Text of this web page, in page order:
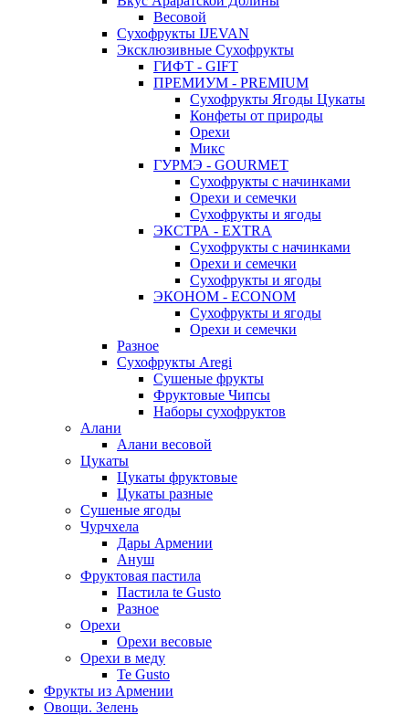
Весовой
Сухофрукты IJEVAN
Эксклюзивные Сухофрукты
ГИФТ - GIFT
ПРЕМИУМ - PREMIUM
Сухофрукты Ягоды Цукаты
Конфеты от природы
Орехи
Микс
ГУРМЭ - GOURMET
Сухофрукты с начинками
Орехи и семечки
Сухофрукты и ягоды
ЭКСТРА - EXTRA
Сухофрукты с начинками
Орехи и семечки
Сухофрукты и ягоды
ЭКОНОМ - ECONOM
Сухофрукты и ягоды
Орехи и семечки
Разное
Сухофрукты Aregi
Сушеные фрукты
Фруктовые Чипсы
Наборы сухофруктов
Алани
Алани весовой
Цукаты
Цукаты фруктовые
Цукаты разные
Сушеные ягоды
Чурчхела
Дары Армении
Ануш
Фруктовая пастила
Пастила te Gusto
Разное
Орехи
Орехи весовые
Орехи в меду
Te Gusto
Фрукты из Армении
Овощи. Зелень